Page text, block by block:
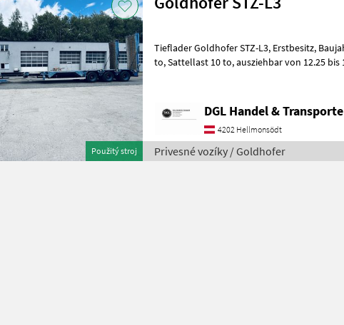
Použitý stroj
Tieflader Goldhofer STZ-L3, Erstbesitz, Baujahr 04/2009, Nutzlast 28
to, Sattellast 10 to, ausziehbar von 12.25 bis 14.65 m, alle 3 Achsen
DGL Handel & Transporte
4202 Hellmonsödt
Privesné vozíky / Goldhofer